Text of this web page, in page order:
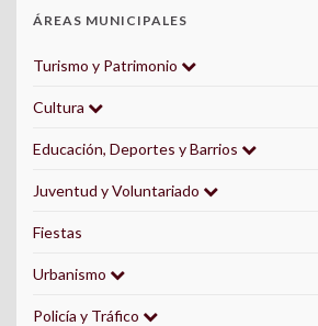
ÁREAS MUNICIPALES
Turismo y Patrimonio
Cultura
Educación, Deportes y Barrios
Juventud y Voluntariado
Fiestas
Urbanismo
Policía y Tráfico